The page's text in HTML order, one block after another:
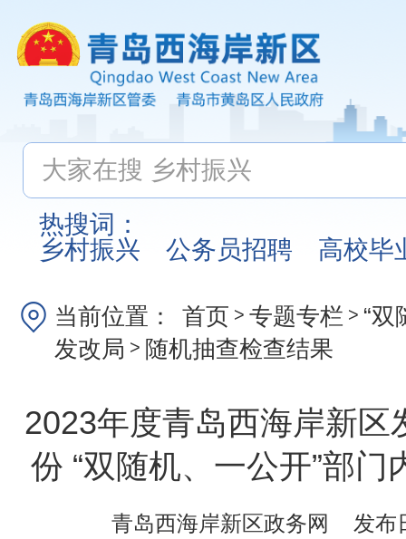
热搜词：
乡村振兴
公务员招聘 高校毕
当前位置： 首页 > 专题专栏 > “双
发改局 > 随机抽查检查结果
2023年度青岛西海岸新区
份 “双随机、一公开”部
青岛西海岸新区政务网 发布